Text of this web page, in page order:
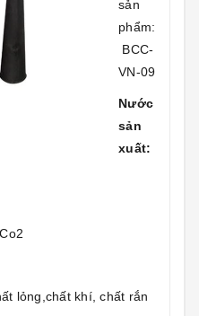
sản
phẩm:
BCC-
VN-09
Nước
sản
xuất:
lỏng,chất khí, chất rắn